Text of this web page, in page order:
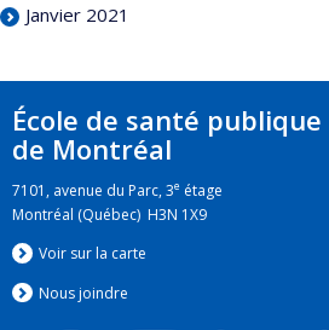
Janvier 2021
École de santé
de Montréal
7101, avenue du Parc, 3e étage
Montréal (Québec) H3N 1X9
Voir sur la carte
Nous joindre